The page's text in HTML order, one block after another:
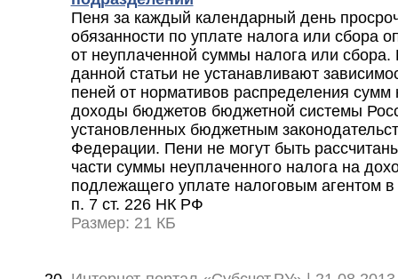
Пеня за каждый календарный день
обязанности по уплате налога или сбора
от неуплаченной суммы налога или
данной статьи не устанавливают
пеней от нормативов распределения сумм
доходы бюджетов бюджетной системы
установленных бюджетным
Федерации. Пени не могут быть
части суммы неуплаченного налога на
подлежащего уплате налоговым агентом
п. 7 ст. 226 НК РФ
Размер: 21 КБ